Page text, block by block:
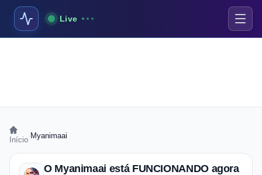
Live
Início Myanimaai
O Myanimaai está FUNCIONANDO agora